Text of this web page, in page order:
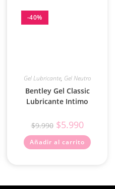
-40%
Gel Lubricante, Gel Neutro
Bentley Gel Classic
Lubricante Intimo
$9.990 $5.990
Añadir al carrito